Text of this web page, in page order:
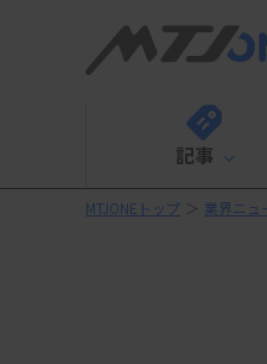
記事
MTJONEトップ ＞ 業界ニュ